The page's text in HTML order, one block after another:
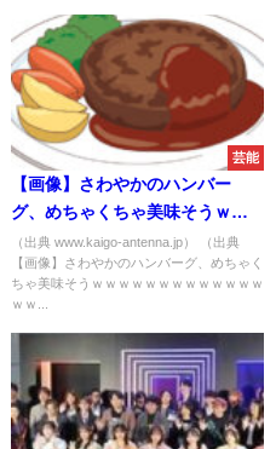
芸能
【画像】さわやかのハンバー
グ、めちゃくちゃ美味そうｗｗ
ｗｗｗｗｗｗｗｗｗｗｗｗｗｗ
ｗｗｗｗ
（出典 www.kaigo-antenna.jp） （出典
【画像】さわやかのハンバーグ、めちゃく
ちゃ美味そうｗｗｗｗｗｗｗｗｗｗｗｗｗ
ｗｗ...